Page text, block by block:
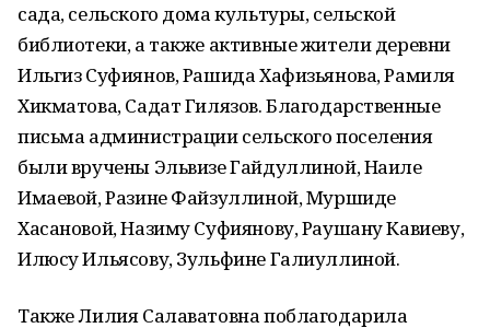
сада, сельского дома культуры, сельской
библиотеки, а также активные жители деревни
Ильгиз Суфиянов, Рашида Хафизьянова, Рамиля
Хикматова, Садат Гилязов. Благодарственные
письма администрации сельского поселения
были вручены Эльвизе Гайдуллиной, Наиле
Имаевой, Разине Файзуллиной, Муршиде
Хасановой, Назиму Суфиянову, Раушану Кавиеву,
Илюсу Ильясову, Зульфине Галиуллиной.
Также Лилия Салаватовна поблагодарила